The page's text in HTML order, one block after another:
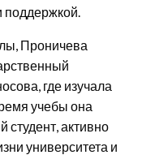
поддержкой.
Проничева
где изучала
учебы она
студент, активно
университета и